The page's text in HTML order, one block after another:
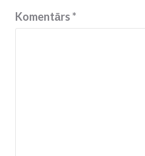
Komentārs*